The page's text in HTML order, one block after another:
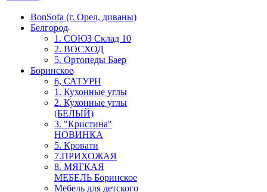
BonSofa (г. Орел, диваны)
Белгород
1. СОЮЗ Склад 10
2. ВОСХОД
5. Ортопеды Баер
Боринское
6, САТУРН
1. Кухонные углы
2. Кухонные углы
(БЕЛЫЙ)
3. "Кристина"
НОВИНКА
5. Кровати
7.ПРИХОЖАЯ
8. МЯГКАЯ
МЕБЕЛЬ Боринское
Мебель для детского